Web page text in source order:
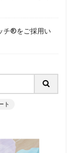
チ®︎をご採用い
ト